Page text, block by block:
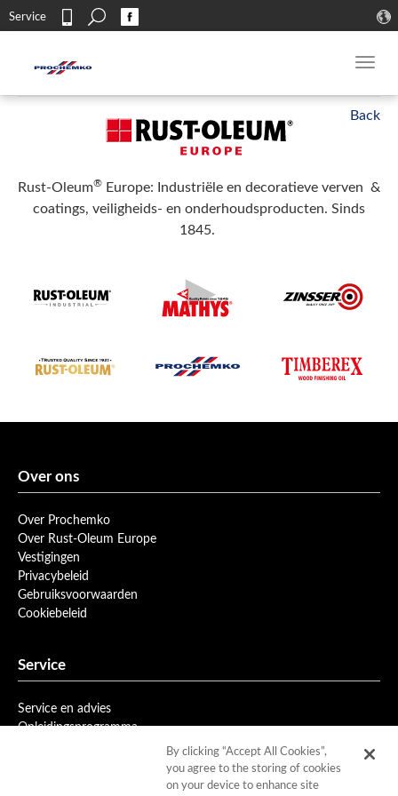
Service ContactSearch
Rust-Oleum® Europe: Industriële en decoratieve verven &
coatings, veiligheids- en onderhoudsproducten. Sinds
1845.
Over ons
Over Prochemko
Over Rust-Oleum Europe
Vestigingen
Privacybeleid
Gebruiksvoorwaarden
Cookiebeleid
Service
Service en advies
Opleidingsprogramma
By clicking “Accept All Cookies”,
you agree to the storing of cookies
on your device to enhance site